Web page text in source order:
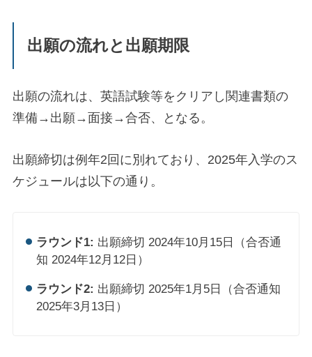
出願の流れと出願期限
出願の流れは、英語試験等をクリアし関連書類の
準備→出願→面接→合否、となる。
出願締切は例年2回に別れており、2025年入学のス
ケジュールは以下の通り。
ラウンド1: 出願締切 2024年10月15日（合否通
知 2024年12月12日）
ラウンド2: 出願締切 2025年1月5日（合否通知
2025年3月13日）